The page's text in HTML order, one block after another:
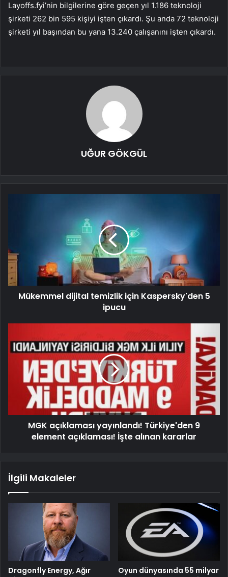
Layoffs.fyi’nin bilgilerine göre geçen yıl 1.186 teknoloji
şirketi 262 bin 595 kişiyi işten çıkardı. Şu anda 72 teknoloji
şirketi yıl başından bu yana 13.240 çalışanını işten çıkardı.
UĞUR GÖKGÜL
Mükemmel dijital temizlik için Kaspersky'den 5
ipucu
MGK açıklaması yayınlandı! Türkiye'den 9
element açıklaması! İşte alınan kararlar
İlgili Makaleler
Dragonfly Energy, Ağır
Oyun dünyasında 55 milyar